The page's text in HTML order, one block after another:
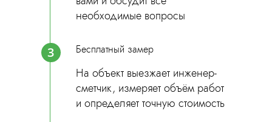
необходимые вопросы
3 Бесплатный замер
На объект выезжает инженер-
сметчик, измеряет объём работ
и определяет точную стоимость